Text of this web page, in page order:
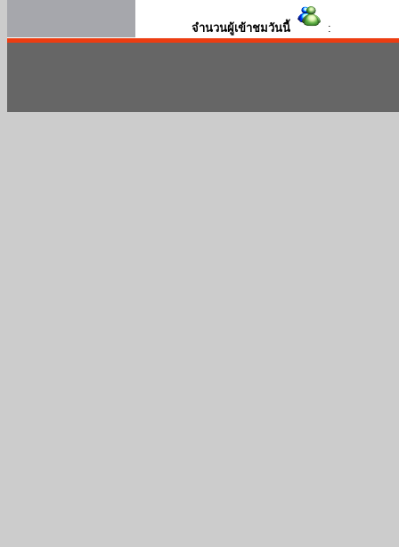
จำนวนผู้เข้าชมวันนี้ :